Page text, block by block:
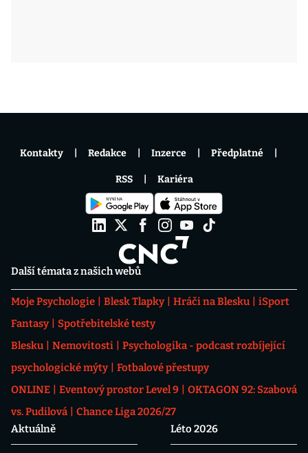
Další témata z našich webů
Moje Psychologie Blesk Tlapky Hráči na Blesku
iSport
Fantasy
Spotřebitelské testy
Blesku
Nemovitosti
Psychologika - podcast rozbíjející
psychologické mýty
Fotbalové přestupy
ONLINE
Eventový prostor Level 9
OKTAGON 92: Szabová
vs. Pudilová
Chance Liga 2026/27
Aktuálně
Léto 2026
Kontakty Redakce Inzerce Předplatné
RSS Kariéra